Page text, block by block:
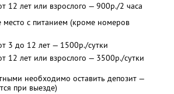
12 лет или взрослого — 900р./2 часа
место с питанием (кроме номеров
3 до 12 лет — 1500р./сутки
12 лет или взрослого — 3500р./сутки
необходимо оставить депозит —
при выезде)